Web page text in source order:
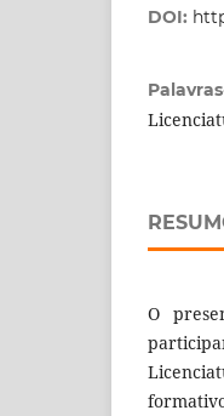
DOI:
O